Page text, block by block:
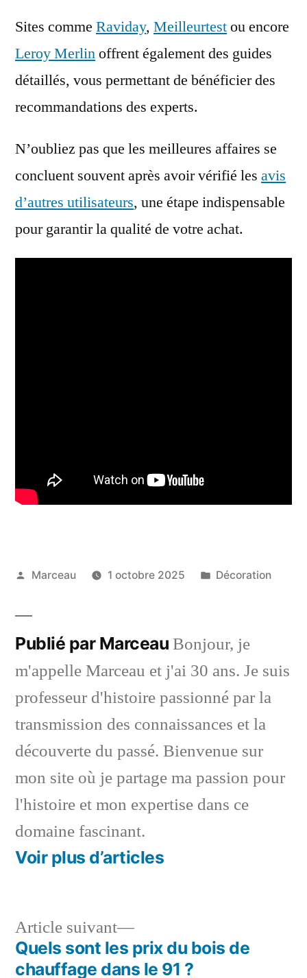
Sites comme Raviday, Meilleurtestou encore
Leroy Merlinoffrent également des guides
détaillés, vous permettant de bénéficier des
recommandations des experts.
N’oubliez pas que les meilleures affaires se
concluent souvent après avoir vérifié les avis
d’autres utilisateurs, une étape indispensable
pour garantir la qualité de votre achat.
Publié
Marceau 1 octobre 2025
Publié
Décoration
Publié par Marceau Bonjour, je
m'appelle Marceau et j'ai 30 ans. Je suis
professeur d'histoire passionné par la
transmission des connaissances et la
découverte du passé. Bienvenue sur
mon site où je partage ma passion pour
l'histoire et mon expertise dans ce
domaine fascinant.
Voir plus d’articles
Navigation
Article suivant
Article
suivant :
Quels sont les prix du bois de
chauffage dans le 91 ?